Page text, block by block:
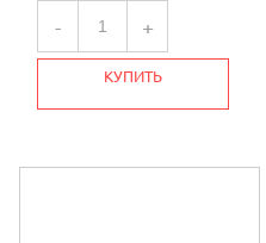
- +
КУПИТЬ